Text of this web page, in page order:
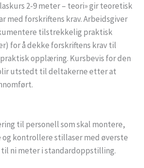
2-9 meter – teori» gir teoretisk
med forskriftens krav. Arbeidsgiver
tilstrekkelig praktisk
for å dekke forskriftens krav til
opplæring. Kursbevis for den
utstedt til deltakerne etter at
til personell som skal montere,
kontrollere stillaser med øverste
ni meter i standardoppstilling.